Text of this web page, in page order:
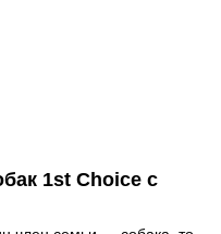
1st Choice с